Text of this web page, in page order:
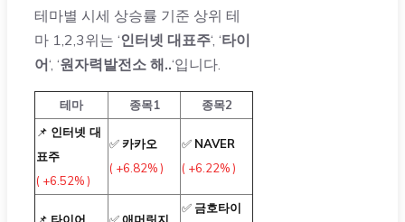
테마별 시세 상승률 기준 상위 테
마 1,2,3위는 ‘인터넷 대표주‘, ‘타이
어‘, ‘원자력발전소 해..‘입니다.
테마 종목1
종목2
📌 인터넷 대
표주
( +6.52% )
✅카카오
( +6.82% )
✅ NAVER
( +6.22% )
📌 타이어
✅애머릿지
✅ 금호타이